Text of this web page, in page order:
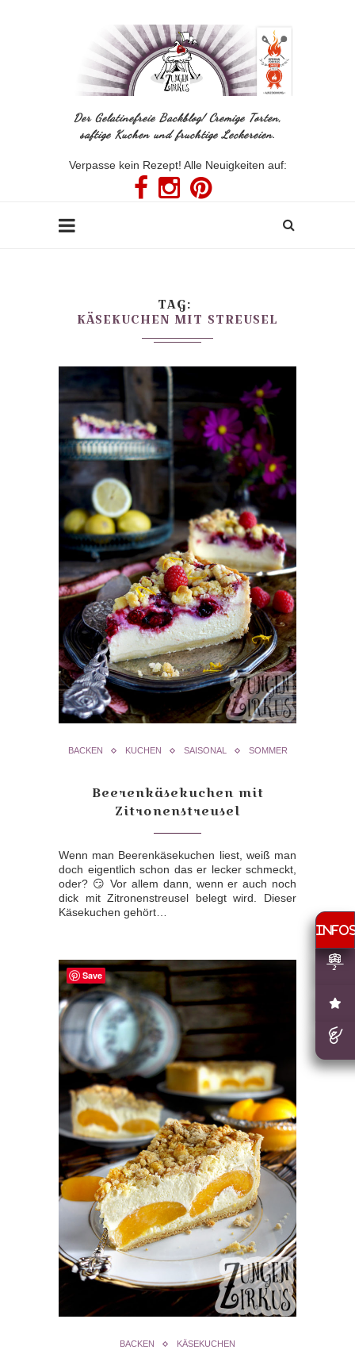
Der Gelatinefreie Backblog! Cremige Torten,
saftige Kuchen und fruchtige Leckereien.
Verpasse kein Rezept! Alle Neuigkeiten auf:
TAG
KÄSEKUCHEN MIT STREUSEL
BACKEN KUCHEN SAISONAL SOMMER
Beerenkäsekuchen mit
Zitronenstreusel
Wenn man Beerenkäsekuchen liest, weiß man
doch eigentlich schon das er lecker schmeckt,
oder? 😏 Vor allem dann, wenn er auch noch
dick mit Zitronenstreusel belegt wird. Dieser
Käsekuchen gehört…
BACKEN KÄSEKUCHEN
Save